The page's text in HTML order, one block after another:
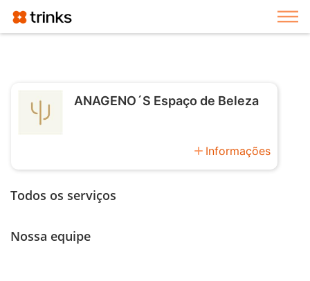
ANAGENO´S Espaço de Beleza
add Informações
Todos os serviços
Nossa equipe